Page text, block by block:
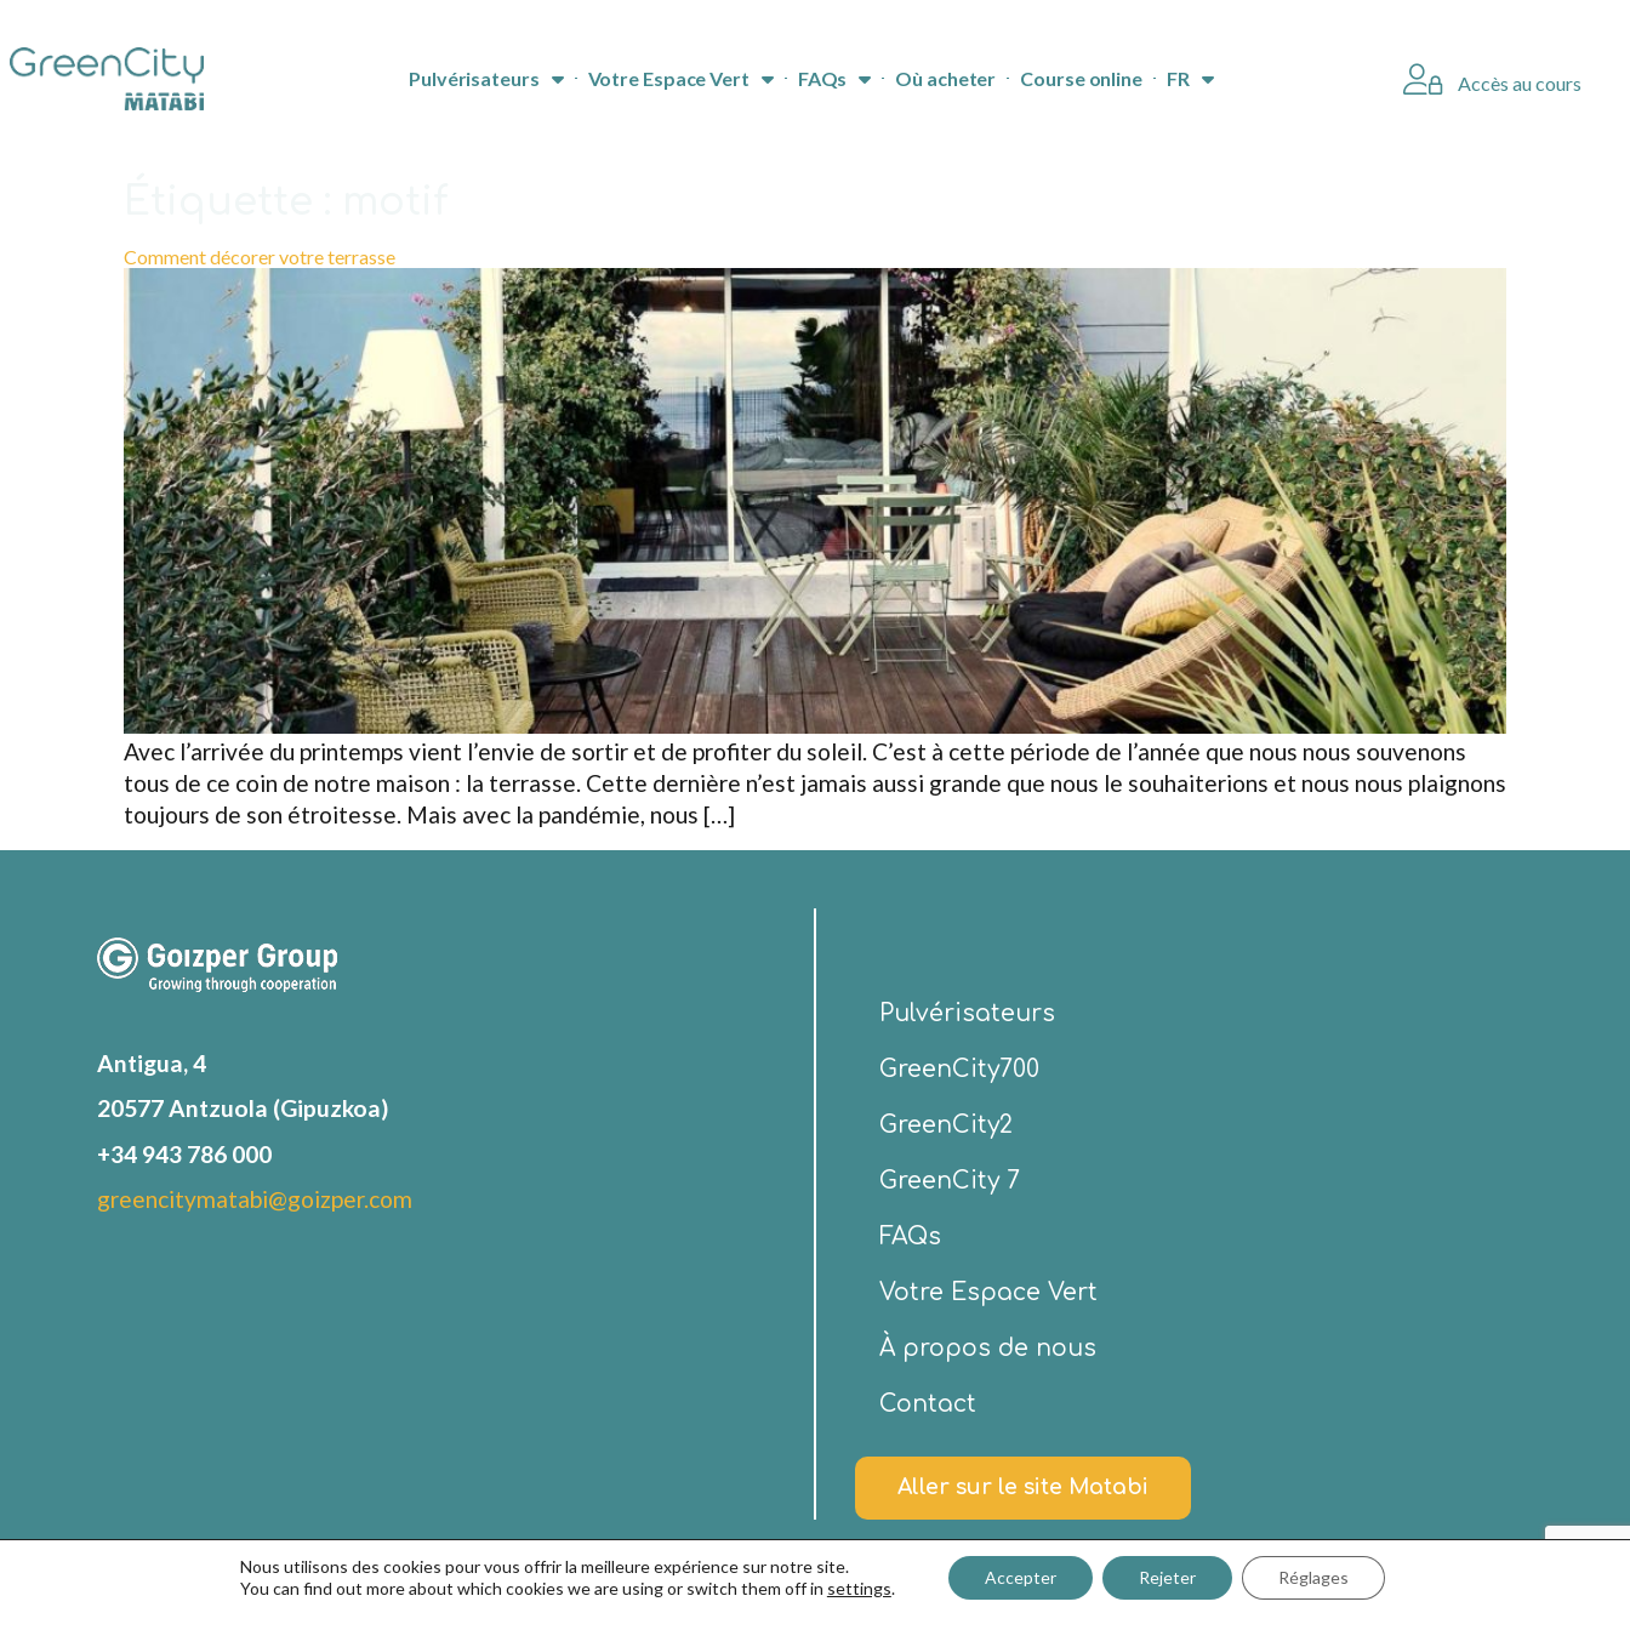
Pulvérisateurs Votre Espace Vert FAQs Où acheter Course online FR Accès au cours
Comment décorer votre terrasse
Avec l’arrivée du printemps vient l’envie de sortir et de profiter du soleil. C’est à cette période de l’année que nous nous souvenons
tous de ce coin de notre maison : la terrasse. Cette dernière n’est jamais aussi grande que nous le souhaiterions et nous nous plaignons
toujours de son étroitesse. Mais avec la pandémie, nous […]
Antigua, 4
20577 Antzuola (Gipuzkoa)
+34 943 786 000
greencitymatabi@goizper.com
Pulvérisateurs
GreenCity700
GreenCity2
GreenCity 7
FAQs
Votre Espace Vert
À propos de nous
Contact
Aller sur le site Matabi
Nous utilisons des cookies pour vous offrir la meilleure expérience sur notre site.
You can find out more about which cookies we are using or switch them off in settings.
Accepter Rejeter Réglages